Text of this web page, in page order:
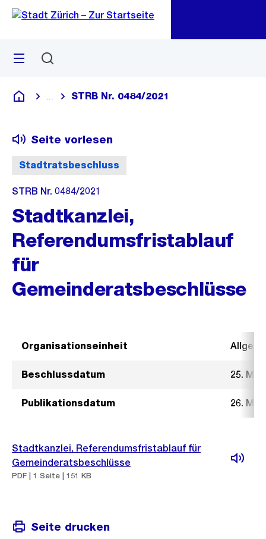
Navigation
Sprunglink
Menü
Deutsch
Blende alle Breadcrumbs ein
STRB Nr. 0484/2021
Stadtratsbeschluss
Seite vorlesen
STRB Nr. 0484/2021
Stadtkanzlei,
Referendumsfristablauf
für
Gemeinderatsbeschlüsse
Organisationseinheit
Beschlussdatum 25. Mai
Publikationsdatum 26. Mai
Stadtkanzlei, Referendumsfristablauf für
Gemeinderatsbeschlüsse
PDF | 1 Seite | 151 KB
Seite drucken